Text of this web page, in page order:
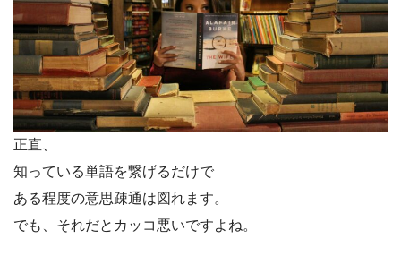
正直、
知っている単語を繋げるだけで
ある程度の意思疎通は図れます。
でも、それだとカッコ悪いですよね。